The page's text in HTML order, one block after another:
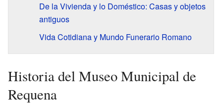
De la Vivienda y lo Doméstico: Casas y objetos
antiguos
Vida Cotidiana y Mundo Funerario Romano
Historia del Museo Municipal de
Requena